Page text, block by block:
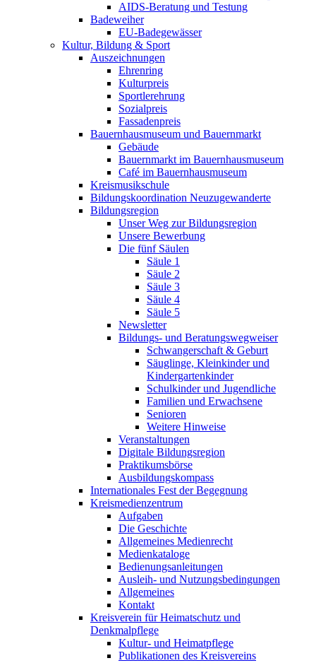
AIDS-Beratung und Testung
Badeweiher
EU-Badegewässer
Kultur, Bildung & Sport
Auszeichnungen
Ehrenring
Kulturpreis
Sportlerehrung
Sozialpreis
Fassadenpreis
Bauernhausmuseum und Bauernmarkt
Gebäude
Bauernmarkt im Bauernhausmuseum
Café im Bauernhausmuseum
Kreismusikschule
Bildungskoordination Neuzugewanderte
Bildungsregion
Unser Weg zur Bildungsregion
Unsere Bewerbung
Die fünf Säulen
Säule 1
Säule 2
Säule 3
Säule 4
Säule 5
Newsletter
Bildungs- und Beratungswegweiser
Schwangerschaft & Geburt
Säuglinge, Kleinkinder und
Kindergartenkinder
Schulkinder und Jugendliche
Familien und Erwachsene
Senioren
Weitere Hinweise
Veranstaltungen
Digitale Bildungsregion
Praktikumsbörse
Ausbildungskompass
Internationales Fest der Begegnung
Kreismedienzentrum
Aufgaben
Die Geschichte
Allgemeines Medienrecht
Medienkataloge
Bedienungsanleitungen
Ausleih- und Nutzungsbedingungen
Allgemeines
Kontakt
Kreisverein für Heimatschutz und
Denkmalpflege
Kultur- und Heimatpflege
Publikationen des Kreisvereins